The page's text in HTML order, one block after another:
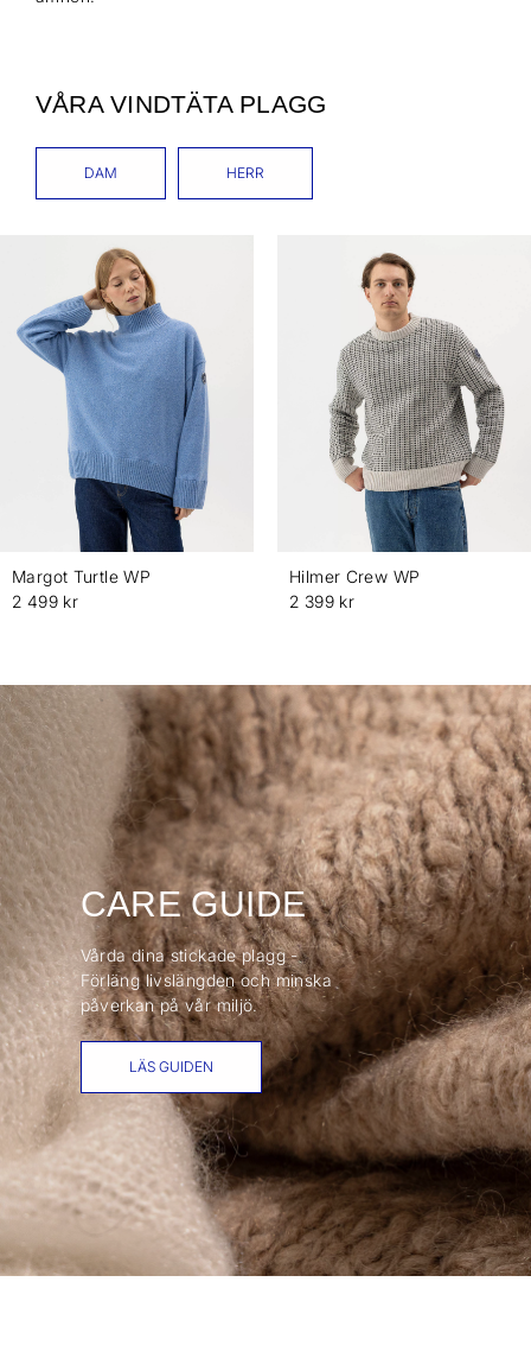
VÅRA VINDTÄTA PLAGG
DAM HERR
Margot Turtle WP
2 499 kr
Hilmer Crew WP
2 399 kr
CARE GUIDE
Vårda dina stickade plagg -
Förläng livslängden och minska
påverkan på vår miljö.
LÄS GUIDEN